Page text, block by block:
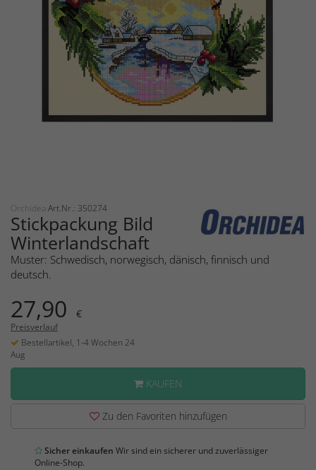
Orchidea Art.Nr.: 350274
Stickpackung Bild
Winterlandschaft
Muster: Schwedisch, norwegisch, dänisch, finnisch und
deutsch.
27,90 €
Preisverlauf
Bestellartikel, 1-4 Wochen 24
Aug
KAUFEN
Zu den Favoriten hinzufügen
Sicher einkaufen Wir sind ein sicherer und zuverlässiger
Online-Shop.